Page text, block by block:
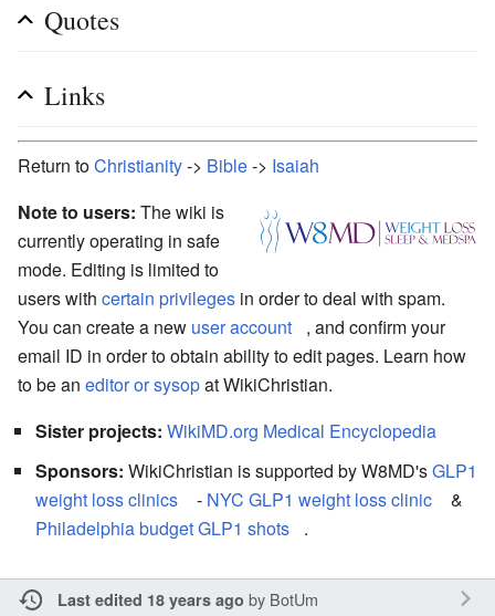
Quotes
Links
Return toChristianity-> Bible-> Isaiah
Note to users: The wiki is
currently operating in safe
mode. Editing is limited to
users with certain privileges in order to deal with spam.
You can create a new user account
, and confirm your
email ID in order to obtain ability to edit pages. Learn how
to be an editor or sysopat WikiChristian.
Sister projects: WikiMD.org Medical Encyclopedia
Sponsors: WikiChristian is supported by W8MD'sGLP1
weight loss clinics
- NYC GLP1 weight loss clinic
&
Philadelphia budget GLP1 shots
.
Last edited 18 years ago by BotUm